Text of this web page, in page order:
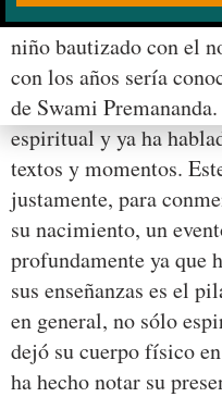
El 17 de noviembre de
niño bautizado con el
con los años sería
de Swami
espiritual y ya ha
textos y momentos.
justamente, para
su nacimiento, un
profundamente ya que
sus enseñanzas es el
en general, no sólo
dejó su cuerpo físico
ha hecho notar su